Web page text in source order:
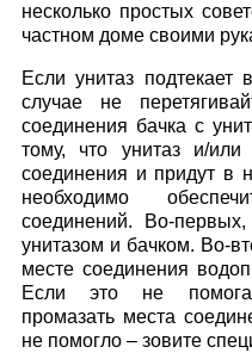
несколько простых
частном доме своими
Если унитаз
случае не
соединения бачка с
тому, что унитаз и/
соединения и придут в
необходимо
соединений. Во-
унитазом и бачком. Во-
месте соединения
Если это не
промазать места
не помогло – зовите